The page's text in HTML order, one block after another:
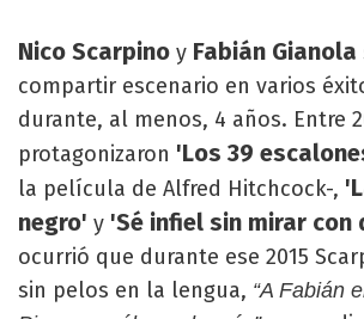
Nico Scarpino y Fabián Gianola
compartir escenario en varios
durante, al menos, 4 años. Entre
protagonizaron 'Los 39
la película de Alfred Hitchcock-,
negro' y 'Sé infiel sin mirar con
ocurrió que durante ese 2015
sin pelos en la lengua, “A Fabián